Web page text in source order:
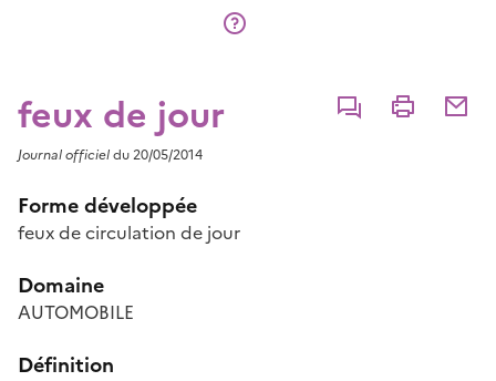
feux de jour CommenterImprimer
Journal officieldu 20/05/2014
Forme développée
feux de circulation de jour
Domaine
AUTOMOBILE
Définition